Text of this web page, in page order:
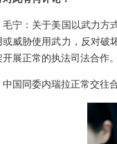
毛宁：关于美国以武力方
或威胁使用武力，反对破
开展正常的执法司法合作。
中国同委内瑞拉正常交往